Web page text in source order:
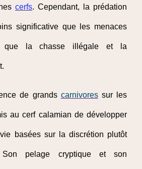
cerfs. Cependant, la prédation
significative que les menaces
que la chasse illégale et la
de grands carnivoressur les
au cerf calamian de développer
basées sur la discrétion plutôt
pelage cryptique et son